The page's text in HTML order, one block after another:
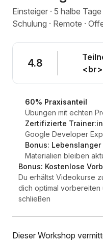
Einsteiger · 5 halbe
Schulung · Remote ·
4.8
60% Praxisanteil
Übungen mit echten
Zertifizierte
Google Developer
Bonus:
Materialien bleiben
Bonus: Kostenlose
Du erhältst Videokurse
dich optimal
schließen
Dieser Workshop